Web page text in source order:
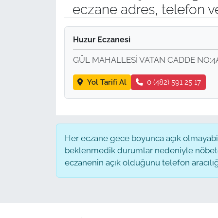
eczane adres, telefon
Huzur Eczanesi
GÜL MAHALLESİ VATAN CADDE
Yol Tarifi Al 0 (482) 591 25 17
Her eczane gece boyunca açık
beklenmedik durumlar nedeniyle
eczanenin açık olduğunu telefon